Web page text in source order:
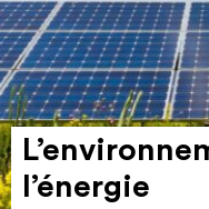
l’énergie